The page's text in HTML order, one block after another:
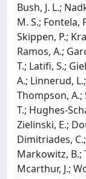
Bush, J. L.;
M. S.; Fontela,
Skippen, P.;
Ramos, A.;
T.; Latifi, S.;
A.; Linnerud,
Thompson, A.;
T.; Hughes-
Zielinski, E.;
Dimitriades,
Markowitz, B.;
Mcarthur, J.;